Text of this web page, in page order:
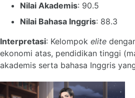
Nilai Akademis: 90.5
Nilai Bahasa Inggris: 88.3
Interpretasi: Kelompok elite
ekonomi atas, pendidikan tinggi
akademis serta bahasa Inggris